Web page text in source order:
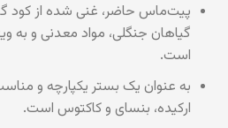
پیت‌ماس حاضر، غنی شده از کود
گیاهان جنگلی، مواد معدنی و به
است.
به عنوان یک بستر یکپارچه و
ارکیده، بنسای و کاکتوس است.